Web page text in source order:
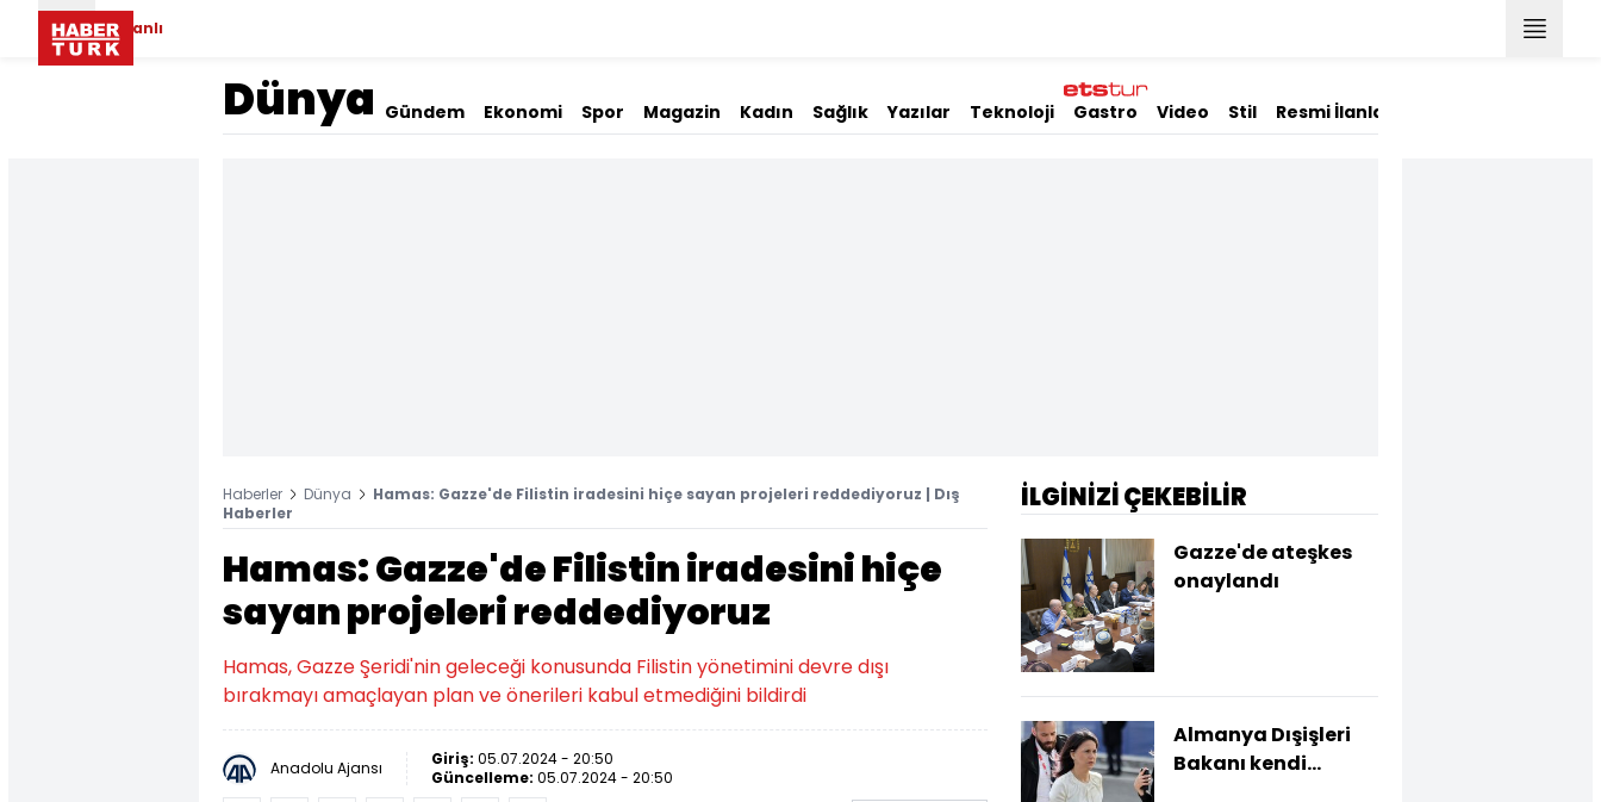
Canlı
Dünya Gündem Ekonomi Spor Magazin Kadın Sağlık Yazılar Teknoloji Gastro Video Stil Resmi İlanlar
Haberler Dünya
Hamas: Gazze'de Filistin iradesini hiçe sayan projeleri reddediyoruz | Dış
Haberler
Hamas: Gazze'de Filistin iradesini hiçe
sayan projeleri reddediyoruz
Hamas, Gazze Şeridi'nin geleceği konusunda Filistin yönetimini devre dışı
bırakmayı amaçlayan plan ve önerileri kabul etmediğini bildirdi
Anadolu Ajansı Giriş: 05.07.2024 - 20:50
Güncelleme: 05.07.2024 - 20:50
İLGİNİZİ ÇEKEBİLİR
Gazze'de ateşkes
onaylandı
Almanya Dışişleri
Bakanı kendi